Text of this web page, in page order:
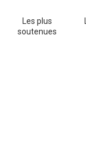
Les plus
soutenues